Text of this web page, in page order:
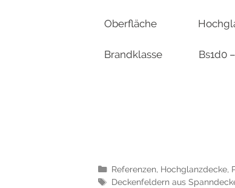
Oberfläche
Brandklasse Bs1d0 –
Referenzen, Hochglanzdecke,
Deckenfeldern aus